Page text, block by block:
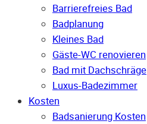
Barrierefreies Bad
Badplanung
Kleines Bad
Gäste-WC renovieren
Bad mit Dachschräge
Luxus-Badezimmer
Kosten
Badsanierung Kosten